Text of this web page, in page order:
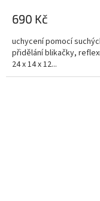
690 Kč
uchycení pomocí
přidělání blikačky,
24 x 14 x 12...